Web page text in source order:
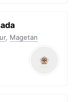
, Magetan